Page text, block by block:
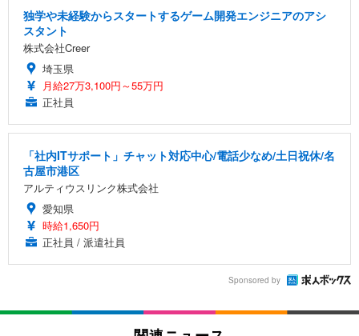
独学や未経験からスタートするゲーム開発エンジニアのアシ
スタント
株式会社Creer
埼玉県
月給27万3,100円～55万円
正社員
「社内ITサポート」チャット対応中心/電話少なめ/土日祝休/名
古屋市港区
アルティウスリンク株式会社
愛知県
時給1,650円
正社員 / 派遣社員
Sponsored by